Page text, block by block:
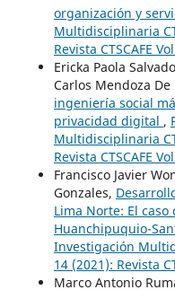
organización y
Multidisciplinaria
Revista CTSCAFE
Ericka Paola
Carlos Mendoza De
ingeniería social
privacidad digital ,
Multidisciplinaria
Revista CTSCAFE
Francisco Javier
Gonzales,
Lima Norte: El
Huanchipuquio-
Investigación
14 (2021): Revista
Marco Antonio